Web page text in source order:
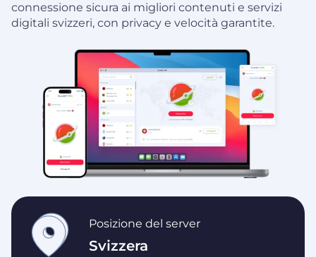
connessione sicura ai migliori contenuti e servizi
digitali svizzeri, con privacy e velocità garantite.
Posizione del server
Svizzera